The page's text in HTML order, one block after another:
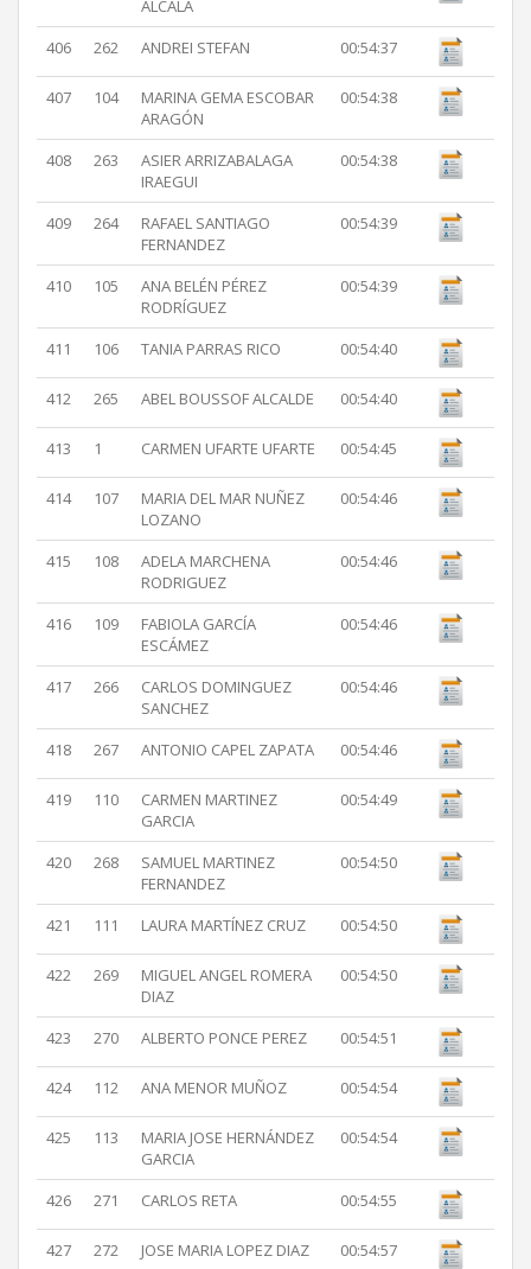
ALCALA
406 262 ANDREI STEFAN 00:54:37
407 104
MARINA GEMA ESCOBAR
ARAGÓN
00:54:38
408 263
ASIER ARRIZABALAGA
IRAEGUI
00:54:38
409 264
RAFAEL SANTIAGO
FERNANDEZ
00:54:39
410 105
ANA BELÉN PÉREZ
RODRÍGUEZ
00:54:39
411 106 TANIA PARRAS RICO 00:54:40
412 265 ABEL BOUSSOF ALCALDE 00:54:40
413 1 CARMEN UFARTE UFARTE 00:54:45
414 107
MARIA DEL MAR NUÑEZ
LOZANO
00:54:46
415 108
ADELA MARCHENA
RODRIGUEZ
00:54:46
416 109
FABIOLA GARCÍA
ESCÁMEZ
00:54:46
417 266
CARLOS DOMINGUEZ
SANCHEZ
00:54:46
418 267 ANTONIO CAPEL ZAPATA 00:54:46
419 110
CARMEN MARTINEZ
GARCIA
00:54:49
420 268
SAMUEL MARTINEZ
FERNANDEZ
00:54:50
421 111 LAURA MARTÍNEZ CRUZ 00:54:50
422 269
MIGUEL ANGEL ROMERA
DIAZ
00:54:50
423 270 ALBERTO PONCE PEREZ 00:54:51
424 112 ANA MENOR MUÑOZ 00:54:54
425 113
MARIA JOSE HERNÁNDEZ
GARCIA
00:54:54
426 271 CARLOS RETA 00:54:55
427 272 JOSE MARIA LOPEZ DIAZ 00:54:57